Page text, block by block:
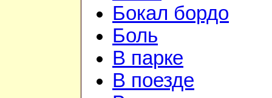
Бокал бордо
Боль
В парке
В поезде